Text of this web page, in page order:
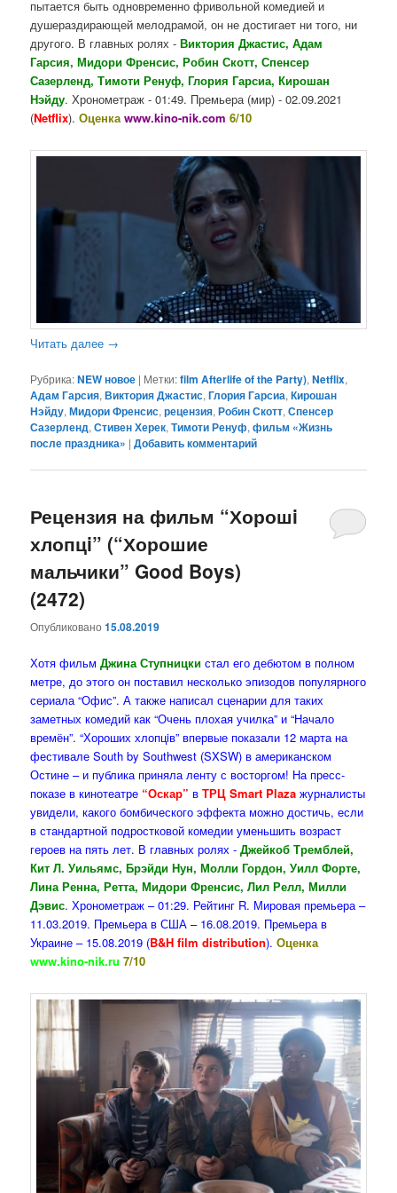
пытается быть одновременно фривольной комедией и
душераздирающей мелодрамой, он не достигает ни того, ни
другого. В главных ролях -Виктория Джастис, Адам
Гарсия, Мидори Френсис, Робин Скотт, Спенсер
Сазерленд, Тимоти Ренуф, Глория Гарсиа, Кирошан
Нэйду. Хронометраж - 01:49. Премьера (мир) - 02.09.2021
(Netflix).Оценкаwww.kino-nik.com 6/10
Читать далее →
Рубрика:NEW новое | Метки:film Afterlife of the Party),Netflix,
Адам Гарсия,Виктория Джастис,Глория Гарсиа,Кирошан
Нэйду,Мидори Френсис,рецензия,Робин Скотт,Спенсер
Сазерленд,Стивен Херек,Тимоти Ренуф,фильм «Жизнь
после праздника» |Добавить комментарий
Рецензия на фильм “Хорошi
хлопцi” (“Хорошие
мальчики” Good Boys)
(2472)
Опубликовано15.08.2019
Хотя фильмДжина Ступницки стал его дебютом в полном
метре, до этого он поставил несколько эпизодов популярного
сериала “Офис”. А также написал сценарии для таких
заметных комедий как “Очень плохая училка” и “Начало
времён”. “Хороших хлопцiв” впервые показали 12 марта на
фестивале South by Southwest (SXSW) в американском
Остине – и публика приняла ленту с восторгом! На пресс-
показе в кинотеатре “Оскар” в ТРЦ Smart Plaza журналисты
увидели, какого бомбического эффекта можно достичь, если
в стандартной подростковой комедии уменьшить возраст
героев на пять лет. В главных ролях -Джейкоб Тремблей,
Кит Л. Уильямс, Брэйди Нун, Молли Гордон, Уилл Форте,
Лина Ренна, Ретта, Мидори Френсис, Лил Релл, Милли
Дэвис. Хронометраж – 01:29. Рейтинг R. Мировая премьера –
11.03.2019. Премьера в США – 16.08.2019. Премьера в
Украине – 15.08.2019 (B&H film distribution).Оценка
www.kino-nik.ru 7/10